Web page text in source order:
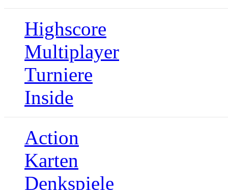
Highscore
Multiplayer
Turniere
Inside
Action
Karten
Denkspiele